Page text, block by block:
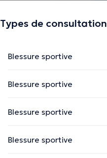
Types de consultation
Blessure sportive
Blessure sportive
Blessure sportive
Blessure sportive